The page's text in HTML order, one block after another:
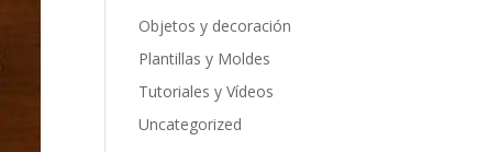
Objetos y decoración
Plantillas y Moldes
Tutoriales y Vídeos
Uncategorized